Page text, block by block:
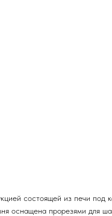
состоящей из печи под
оснащена прорезями для